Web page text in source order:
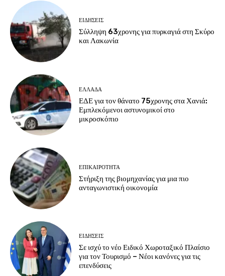
ΕΙΔΗΣΕΙΣ
Σύλληψη 63χρονης για πυρκαγιά στη Σκύρο
και Λακωνία
ΕΛΛΑΔΑ
ΕΔΕ για τον θάνατο 75χρονης στα Χανιά:
Εμπλεκόμενοι αστυνομικοί στο
μικροσκόπιο
ΕΠΙΚΑΙΡΟΤΗΤΑ
Στήριξη της βιομηχανίας για μια πιο
ανταγωνιστική οικονομία
ΕΙΔΗΣΕΙΣ
Σε ισχύ το νέο Ειδικό Χωροταξικό Πλαίσιο
για τον Τουρισμό – Νέοι κανόνες για τις
επενδύσεις